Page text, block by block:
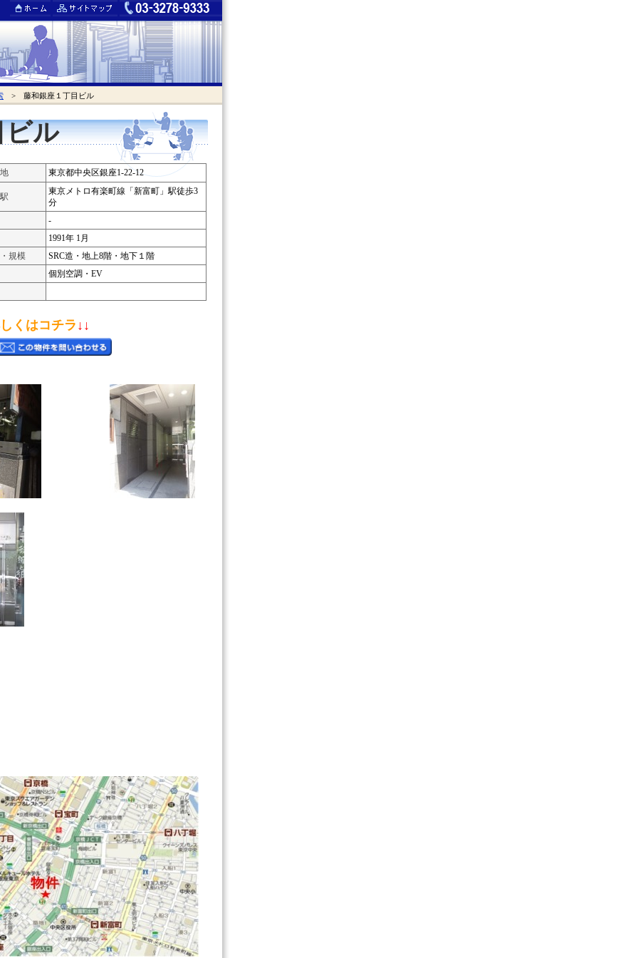
> 藤和銀座１丁目ビル
ビル
東京都中央区銀座1-22-12
東京メトロ有楽町線「新富町」駅徒歩3
分
-
1991年 1月
規模
SRC造・地上8階・地下１階
個別空調・EV
くはコチラ ↓↓